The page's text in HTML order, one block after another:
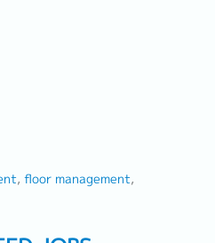
floor management